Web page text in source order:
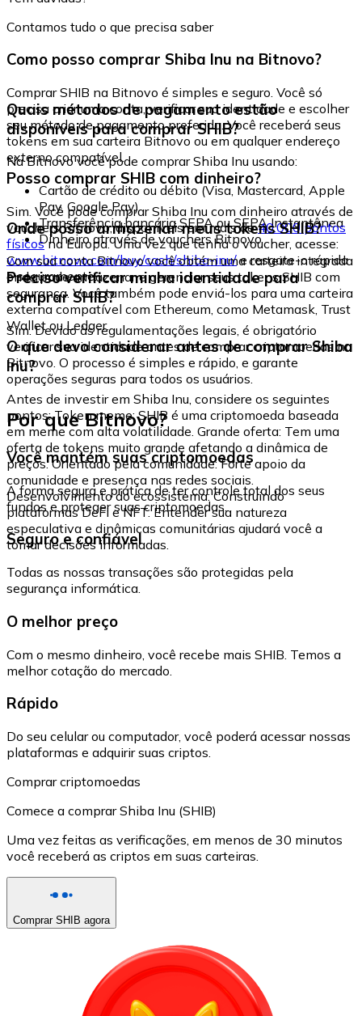
Contamos tudo o que precisa saber
Como posso comprar Shiba Inu na Bitnovo?
Comprar SHIB na Bitnovo é simples e seguro. Você só
precisa criar uma conta, verificar sua identidade e escolher
seu método de pagamento preferido. Você receberá seus
tokens em sua carteira Bitnovo ou em qualquer endereço
externo compatível.
Quais métodos de pagamento estão
disponíveis para comprar SHIB?
Na Bitnovo você pode comprar Shiba Inu usando:
Cartão de crédito ou débito (Visa, Mastercard, Apple
Pay, Google Pay)
Transferência bancária SEPA ou SEPA Instantânea
Dinheiro através de vouchers Bitnovo
Posso comprar SHIB com dinheiro?
Sim. Você pode comprar Shiba Inu com dinheiro através de
vouchers Bitnovo, disponíveis em mais de40.000 pontos
físicosna Europa. Uma vez que tenha o voucher, acesse:
www.bitnovo.com/buy/cash/shiba-inu/e resgate-o rápida
e seguramente.
Onde posso armazenar meus tokens SHIB?
Com sua conta Bitnovo você obtém uma carteira integrada
onde pode armazenar e gerenciar seus tokens SHIB com
segurança. Você também pode enviá-los para uma carteira
externa compatível com Ethereum, como Metamask, Trust
Wallet ou Ledger.
Preciso verificar minha identidade para
comprar SHIB?
Sim. Devido às regulamentações legais, é obrigatório
verificar sua identidade antes de comprar criptomoedas na
Bitnovo. O processo é simples e rápido, e garante
operações seguras para todos os usuários.
O que devo considerar antes de comprar Shiba
Inu?
Antes de investir em Shiba Inu, considere os seguintes
pontos: Token meme: SHIB é uma criptomoeda baseada
em meme com alta volatilidade. Grande oferta: Tem uma
oferta de tokens muito grande afetando a dinâmica de
preços. Orientado pela comunidade: Forte apoio da
comunidade e presença nas redes sociais.
Desenvolvimento do ecossistema: Construindo
plataformas DeFi e NFT. Entender sua natureza
especulativa e dinâmicas comunitárias ajudará você a
tomar decisões informadas.
Por que Bitnovo?
Você mantém suas criptomoedas
A forma segura e prática de ter controle total dos seus
fundos e proteger suas criptomoedas.
Seguro e confiável
Todas as nossas transações são protegidas pela
segurança informática.
O melhor preço
Com o mesmo dinheiro, você recebe mais SHIB. Temos a
melhor cotação do mercado.
Rápido
Do seu celular ou computador, você poderá acessar nossas
plataformas e adquirir suas criptos.
Comprar criptomoedas
Comece a comprar Shiba Inu (SHIB)
Uma vez feitas as verificações, em menos de 30 minutos
você receberá as criptos em suas carteiras.
Comprar SHIB agora